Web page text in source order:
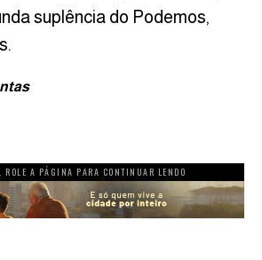
suplência do Podemos,
ROLE A PÁGINA PARA CONTINUAR LENDO